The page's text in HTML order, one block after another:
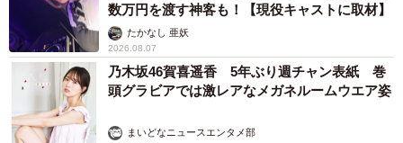
数万円を渡す神客も！【現役キャストに取材】
たかなし 亜妖
2026.08.07
乃木坂46賀喜遥香 5年ぶり週チャン表紙 巻
頭グラビアでは激レアなメガネルームウエア姿
まいどなニュースエンタメ部